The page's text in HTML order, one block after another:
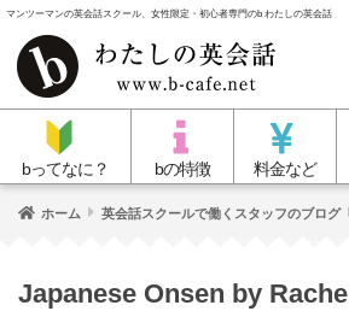
マンツーマンの英会話スクール、女性限定・初心者専門のb わたしの英会話
bってなに？ bの特徴 料金など
ホーム 英会話スクールで働くスタッフのブログ
Japanese Onsen by Rachel